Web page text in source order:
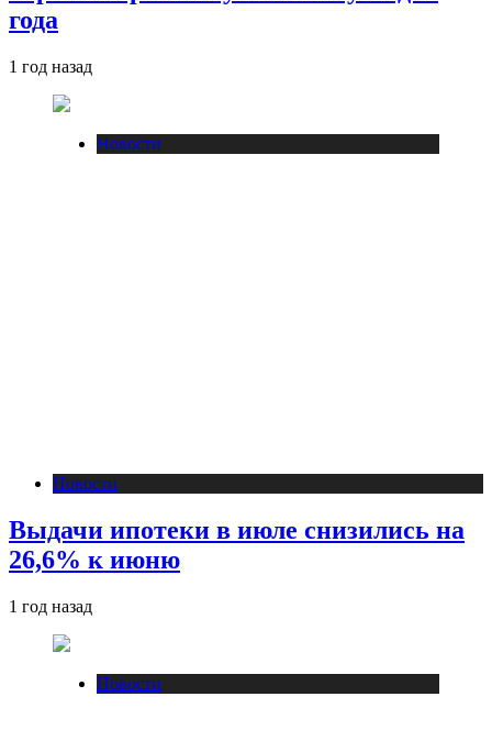
года
1 год назад
Новости
Новости
Выдачи ипотеки в июле снизились на
26,6% к июню
1 год назад
Новости